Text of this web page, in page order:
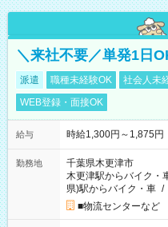
＼来社不要／単発1日
派遣 職種未経験OK 社会人未
WEB登録・面接OK
給与 時給1,300円～1,875円
勤務地
千葉県木更津市
木更津駅からバイク・
県)駅からバイク・車 /
■物流センターなど